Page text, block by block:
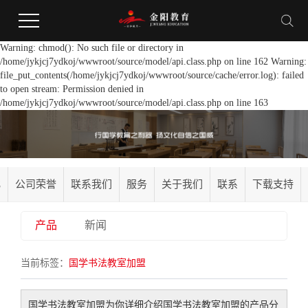
Warning: chmod(): No such file or directory in
/home/jykjcj7ydkoj/wwwroot/source/model/api.class.php on line 162 Warning:
file_put_contents(/home/jykjcj7ydkoj/wwwroot/source/cache/error.log): failed
to open stream: Permission denied in
/home/jykjcj7ydkoj/wwwroot/source/model/api.class.php on line 163
公司荣誉 联系我们 服务 关于我们 联系 下载支持
产品 新闻
当前标签： 国学书法教室加盟
国学书法教室加盟为你详细介绍 国学书法教室加盟的产品分